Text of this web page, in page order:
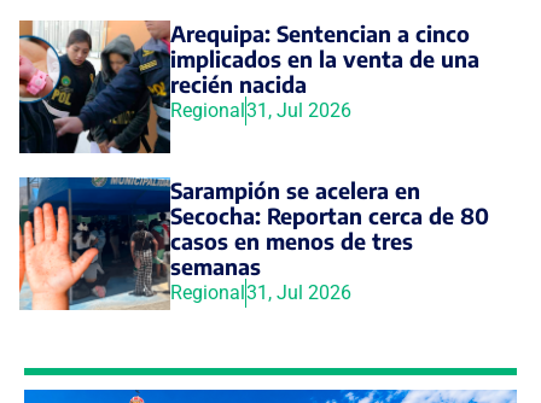
Arequipa: Sentencian a cinco
implicados en la venta de una
recién nacida
Regional 31, Jul 2026
Sarampión se acelera en
Secocha: Reportan cerca de 80
casos en menos de tres
semanas
Regional 31, Jul 2026